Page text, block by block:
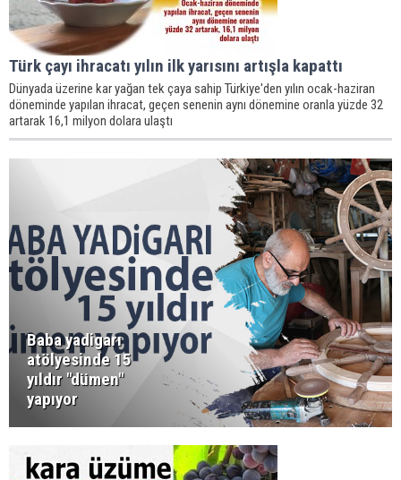
Türk çayı ihracatı yılın ilk yarısını artışla kapattı
Dünyada üzerine kar yağan tek çaya sahip Türkiye'den yılın ocak-haziran
döneminde yapılan ihracat, geçen senenin aynı dönemine oranla yüzde 32
artarak 16,1 milyon dolara ulaştı
Baba yadigarı
atölyesinde 15
yıldır "dümen"
yapıyor